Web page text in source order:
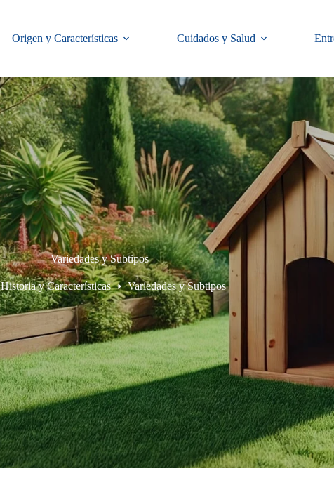
Origen y Características Cuidados y Salud
Variedades y Subtipos
Historia y Características Variedades y Subtipos